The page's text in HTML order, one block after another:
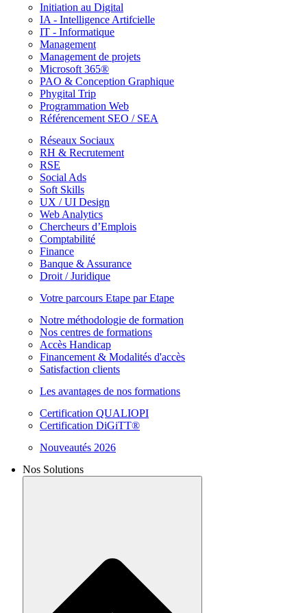
Initiation au Digital
IA - Intelligence Artifcielle
IT - Informatique
Management
Management de projets
Microsoft 365®
PAO & Conception Graphique
Phygital Trip
Programmation Web
Référencement SEO / SEA
Réseaux Sociaux
RH & Recrutement
RSE
Social Ads
Soft Skills
UX / UI Design
Web Analytics
Chercheurs d’Emplois
Comptabilité
Finance
Banque & Assurance
Droit / Juridique
Votre parcours Etape par Etape
Notre méthodologie de formation
Nos centres de formations
Accès Handicap
Financement & Modalités d'accès
Satisfaction clients
Les avantages de nos formations
Certification QUALIOPI
Certification DiGiTT®
Nouveautés 2026
Nos Solutions